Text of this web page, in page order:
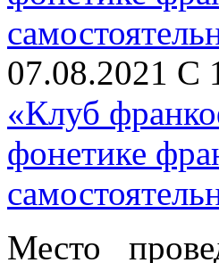
07.08.2021 С
«Клуб
фонетике
Место